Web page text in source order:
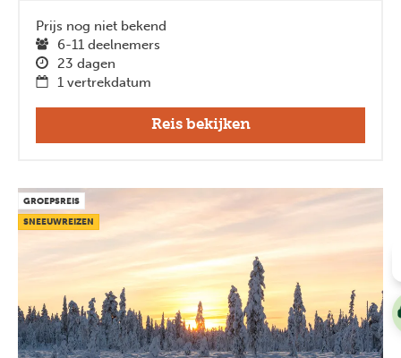
Prijs nog niet bekend
6-11 deelnemers
23 dagen
1 vertrekdatum
Reis bekijken
GROEPSREIS
SNEEUWREIZEN